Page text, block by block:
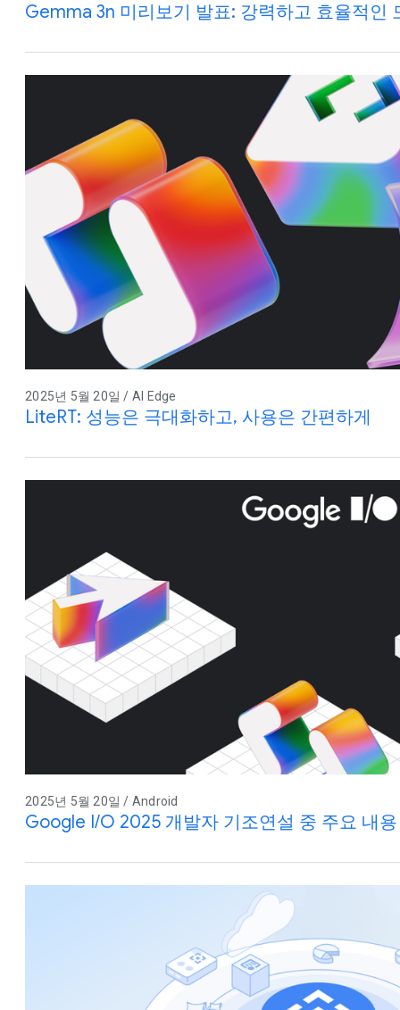
Gemma 3n 미리보기 발표: 강력하고 효율적인
2025년 5월 20일 / AI Edge
LiteRT: 성능은 극대화하고, 사용은 간편하게
2025년 5월 20일 / Android
Google I/O 2025 개발자 기조연설 중 주요 내용